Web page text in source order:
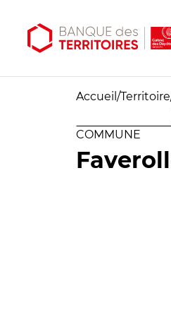
Accueil /Territoire
COMMUNE